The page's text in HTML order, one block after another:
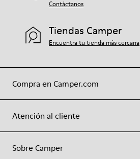
Compra en Camper.com
Atención al cliente
Sobre Camper
Contáctanos
Tiendas Camper
Encuentra tu tienda más cercana